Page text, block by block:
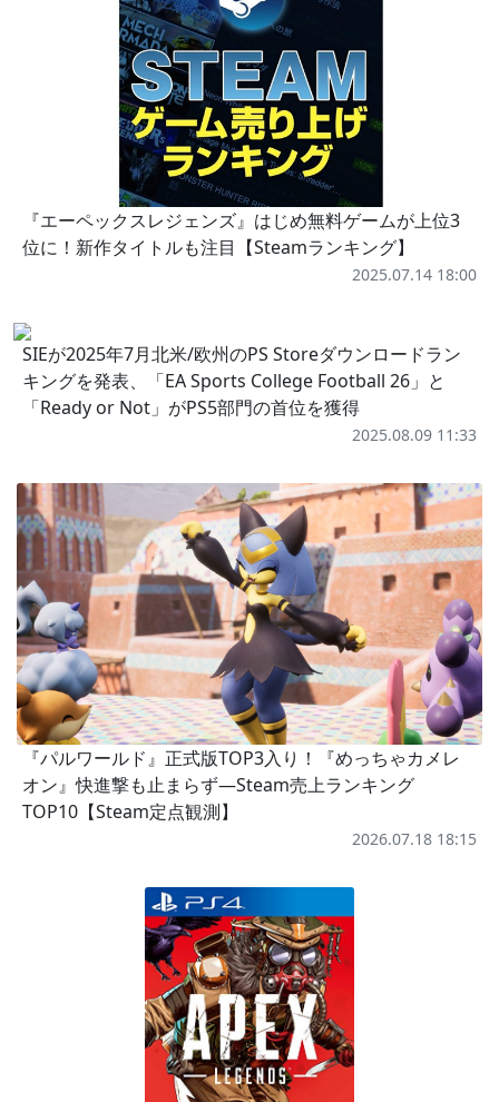
『エーペックスレジェンズ』はじめ無料ゲームが上位3
位に！新作タイトルも注目【Steamランキング】
2025.07.14 18:00
SIEが2025年7月北米/欧州のPS Storeダウンロードラン
キングを発表、「EA Sports College Football 26」と
「Ready or Not」がPS5部門の首位を獲得
2025.08.09 11:33
『パルワールド』正式版TOP3入り！『めっちゃカメレ
オン』快進撃も止まらず―Steam売上ランキング
TOP10【Steam定点観測】
2026.07.18 18:15